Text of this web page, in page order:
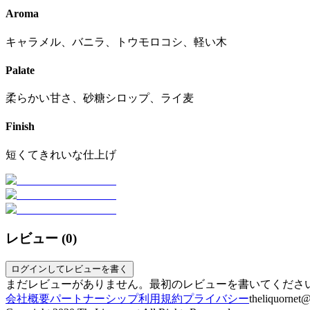
Aroma
キャラメル、バニラ、トウモロコシ、軽い木
Palate
柔らかい甘さ、砂糖シロップ、ライ麦
Finish
短くてきれいな仕上げ
レビュー (0)
ログインしてレビューを書く
まだレビューがありません。最初のレビューを書いてくださ
会社概要パートナーシップ利用規約プライバシー